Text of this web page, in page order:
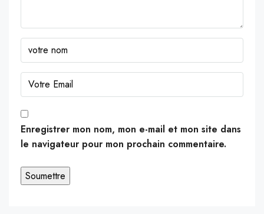
Enregistrer mon nom, mon e-mail et mon site dans
le navigateur pour mon prochain commentaire.